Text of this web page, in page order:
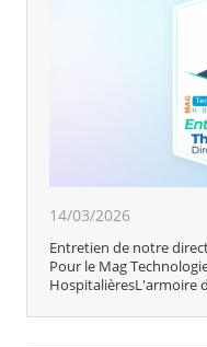
14/03/2026
Entretien de notre
Pour le Mag
HospitalièresL'armoire